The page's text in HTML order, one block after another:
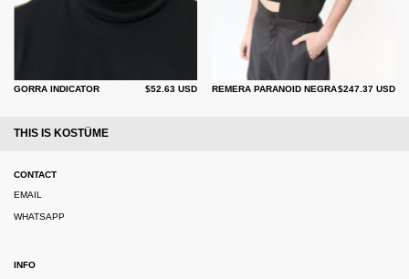
GORRA INDICATOR $52.63 USD REMERA PARANOID NEGRA$247.37 USD
THIS IS KOSTÜME
CONTACT
EMAIL
WHATSAPP
INFO